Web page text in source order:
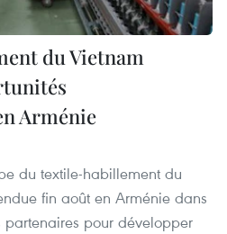
du Vietnam
Arménie
du textile-habillement du
fin août en Arménie dans
partenaires pour développer